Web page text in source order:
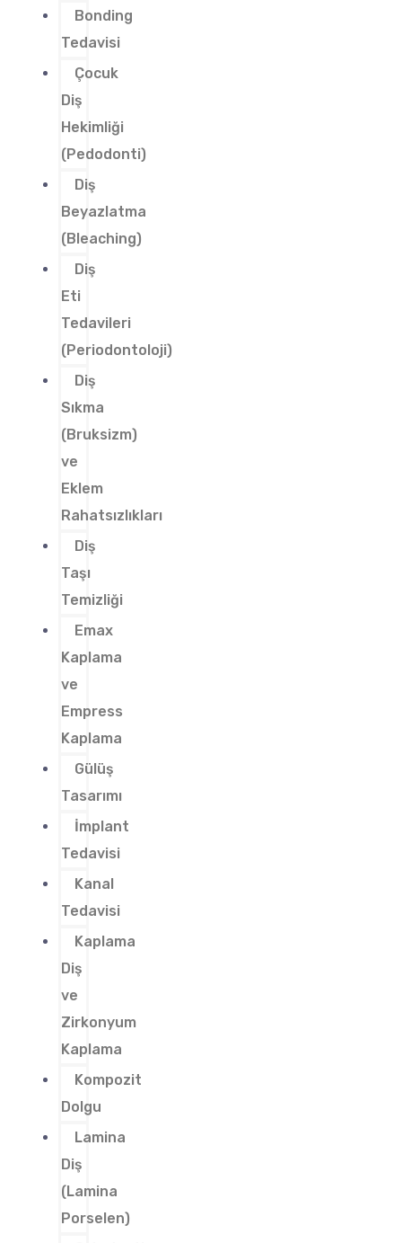
Bonding
Tedavisi
Çocuk
Diş
Hekimliği
(Pedodonti)
Diş
Beyazlatma
(Bleaching)
Diş
Eti
Tedavileri
(Periodontoloji)
Diş
Sıkma
(Bruksizm)
ve
Eklem
Rahatsızlıkları
Diş
Taşı
Temizliği
Emax
Kaplama
ve
Empress
Kaplama
Gülüş
Tasarımı
İmplant
Tedavisi
Kanal
Tedavisi
Kaplama
Diş
ve
Zirkonyum
Kaplama
Kompozit
Dolgu
Lamina
Diş
(Lamina
Porselen)